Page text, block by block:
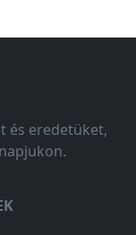
és eredetüket,